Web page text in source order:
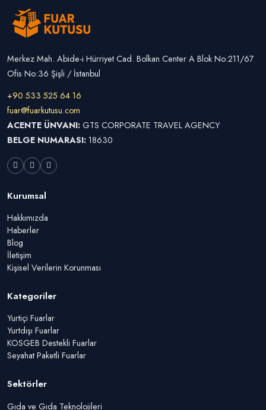
Merkez Mah. Abide-i Hürriyet Cad. Bolkan Center A Blok No:211/67
Ofis No:36 Şişli / İstanbul
+90 533 525 64 16
fuar@fuarkutusu.com
ACENTE ÜNVANI: GTS CORPORATE TRAVEL AGENCY
BELGE NUMARASI: 18630
Kurumsal
Hakkımızda
Haberler
Blog
İletişim
Kişisel Verilerin Korunması
Kategoriler
Yurtiçi Fuarlar
Yurtdışı Fuarlar
KOSGEB Destekli Fuarlar
Seyahat Paketli Fuarlar
Sektörler
Gıda ve Gıda Teknolojileri